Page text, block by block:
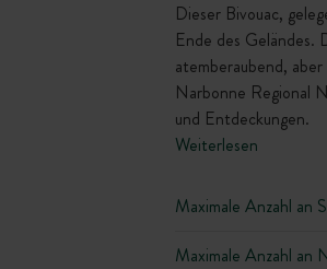
Dieser Bivouac,
Ende des Geländes.
atemberaubend,
Narbonne Regional
und Entdeckungen.
Weiterlesen
Maximale Anzahl an
Maximale Anzahl an